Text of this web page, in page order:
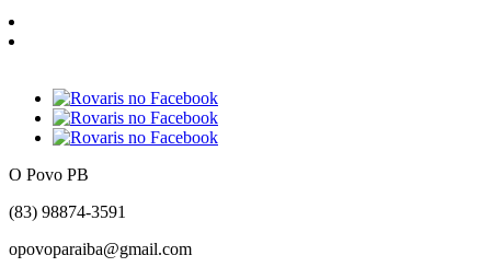
O Povo PB
(83) 98874-3591
opovoparaiba@gmail.com